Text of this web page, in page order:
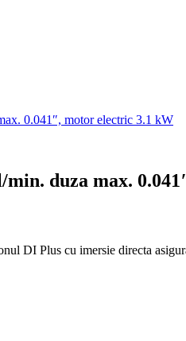
0.041″, motor electric 3.1 kW
duza max.
DI Plus cu imersie directa